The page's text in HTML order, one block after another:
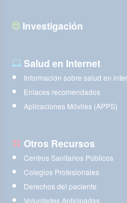
Investigación
Salud en Internet
Información sobre salud en
Enlaces recomendados
Aplicaciones Móviles (APPS)
Otros Recursos
Centros Sanitarios Públicos
Colegios Profesionales
Derechos del paciente
Voluntades Anticipadas